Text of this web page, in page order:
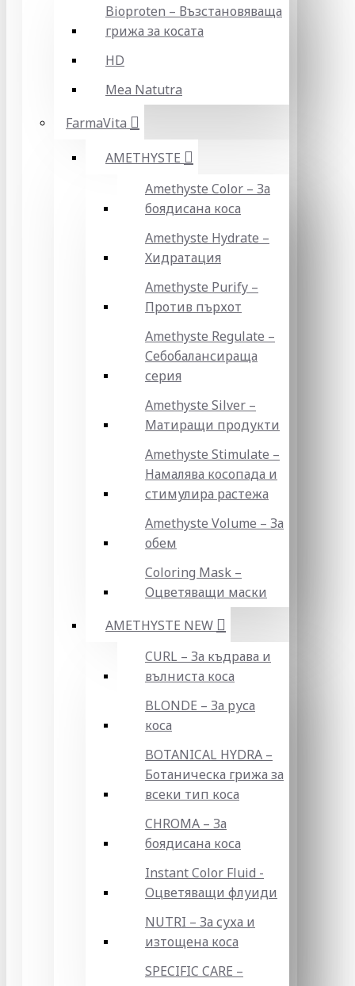
Bioproten – Възстановяваща
грижа за косата
HD
Mea Natutra
FarmaVita
AMETHYSTE
Amethyste Color – За
боядисана коса
Amethyste Hydrate –
Хидратация
Amethyste Purify –
Против пърхот
Amethyste Regulate –
Себобалансираща
серия
Amethyste Silver –
Матиращи продукти
Amethyste Stimulate –
Намалява косопада и
стимулира растежа
Amethyste Volume – За
обем
Coloring Mask –
Оцветяващи маски
AMETHYSTE NEW
CURL – За къдрава и
вълниста коса
BLONDE – За руса
коса
BOTANICAL HYDRA –
Ботаническа грижа за
всеки тип коса
CHROMA – За
боядисана коса
Instant Color Fluid -
Оцветяващи флуиди
NUTRI – За суха и
изтощена коса
SPECIFIC CARE –